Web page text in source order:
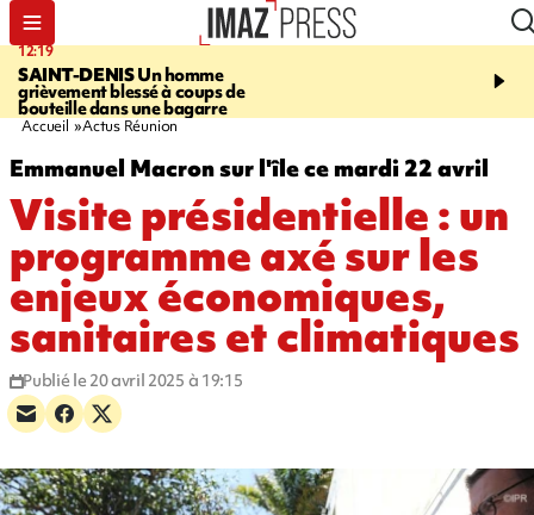
12:19
SAINT-DENISUn homme
grièvement blessé à coups de
bouteille dans une bagarre
20:01
A RETENIR CE SOIR
travail, bagarre à la
Accueil Actus Réunion
Emmanuel Macron sur l'île ce mardi 22 avril
Visite présidentielle : un
programme axé sur les
enjeux économiques,
sanitaires et climatiques
Publié le 20 avril 2025 à 19:15